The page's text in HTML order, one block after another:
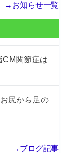
→お知らせ一覧
CM関節症は
尻から足の
→ブログ記事